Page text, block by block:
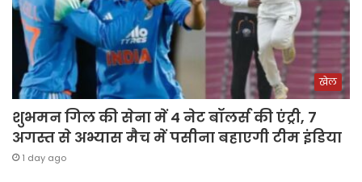
खेल
शुभमन गिल की सेना में 4 नेट बॉलर्स की एंट्री, 7
अगस्त से अभ्यास मैच में पसीना बहाएगी टीम इंडिया
1 day ago